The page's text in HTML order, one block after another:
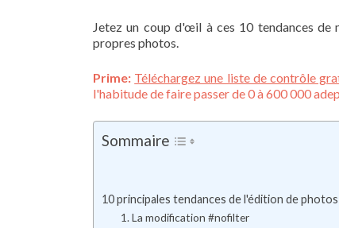
Jetez un coup d'œil à ces 10 tendances de
propres photos.
Prime: Téléchargez une liste de contrôle
l'habitude de faire passer de 0 à 600 000
Sommaire
10 principales tendances de l'édition de
1. La modification #nofilter